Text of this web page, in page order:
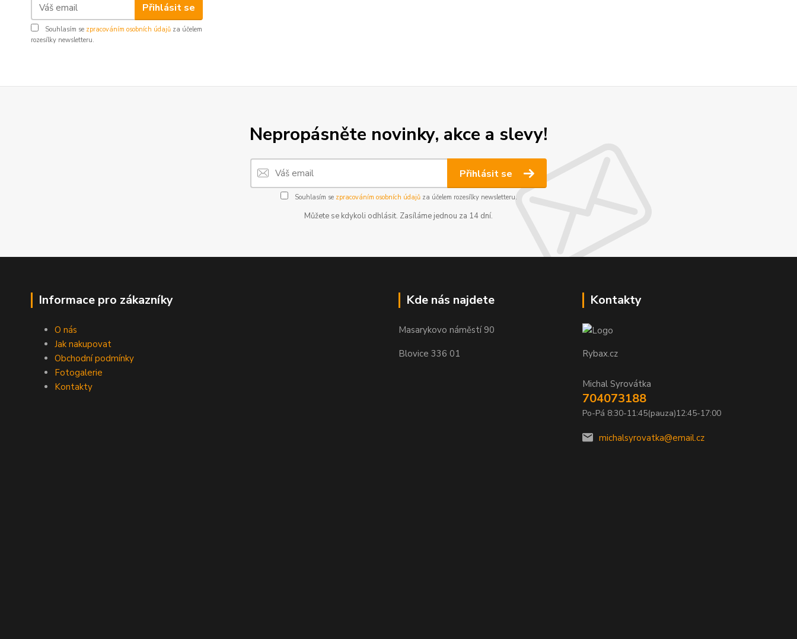
Přihlásit se
Souhlasím se zpracováním osobních údajů za účelem
rozesílky newsletteru.
Nepropásněte novinky, akce a slevy!
Přihlásit se
Souhlasím se zpracováním osobních údajůza účelem rozesílky newsletteru.
Můžete se kdykoli odhlásit. Zasíláme jednou za 14 dní.
Informace pro zákazníky
O nás
Jak nakupovat
Obchodní podmínky
Fotogalerie
Kontakty
Kde nás najdete
Masarykovo náměstí 90
Blovice 336 01
Kontakty
Rybax.cz
Michal Syrovátka
704073188
Po-Pá 8:30-11:45(pauza)12:45-17:00
michalsyrovatka@email.cz